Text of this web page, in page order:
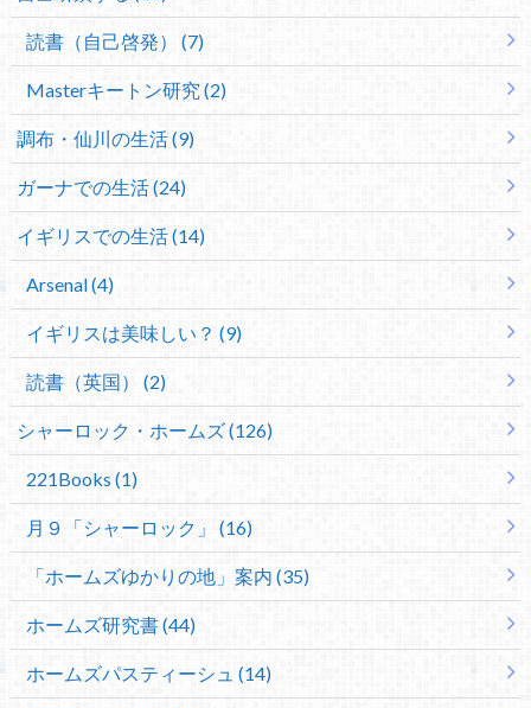
読書（自己啓発） (7)
Masterキートン研究 (2)
調布・仙川の生活 (9)
ガーナでの生活 (24)
イギリスでの生活 (14)
Arsenal (4)
イギリスは美味しい？ (9)
読書（英国） (2)
シャーロック・ホームズ (126)
221Books (1)
月９「シャーロック」 (16)
「ホームズゆかりの地」案内 (35)
ホームズ研究書 (44)
ホームズパスティーシュ (14)